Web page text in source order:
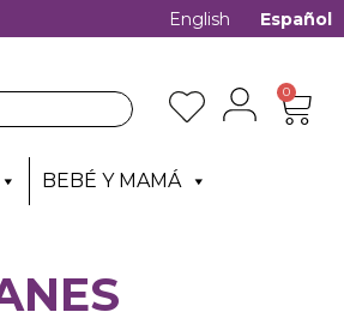
English Español
0
BEBÉ Y MAMÁ